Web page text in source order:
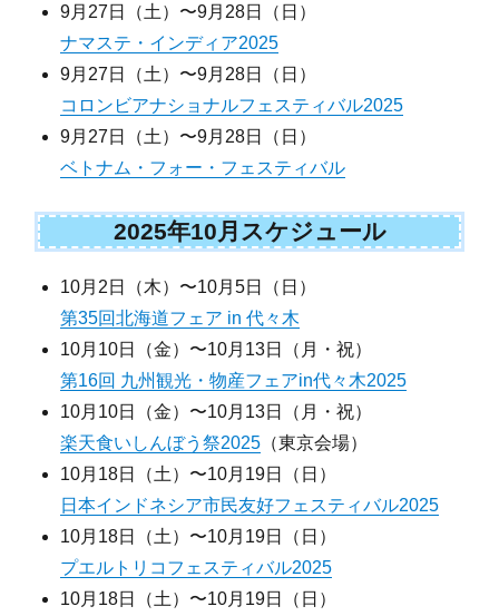
9月27日（土）〜9月28日（日）
ナマステ・インディア2025
9月27日（土）〜9月28日（日）
コロンビアナショナルフェスティバル2025
9月27日（土）〜9月28日（日）
ベトナム・フォー・フェスティバル
2025年10月スケジュール
10月2日（木）〜10月5日（日）
第35回北海道フェア in 代々木
10月10日（金）〜10月13日（月・祝）
第16回 九州観光・物産フェアin代々木2025
10月10日（金）〜10月13日（月・祝）
楽天食いしんぼう祭2025 （東京会場）
10月18日（土）〜10月19日（日）
日本インドネシア市民友好フェスティバル2025
10月18日（土）〜10月19日（日）
プエルトリコフェスティバル2025
10月18日（土）〜10月19日（日）